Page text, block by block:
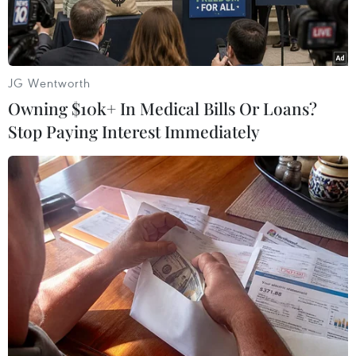
khoan hồng.
Bị can Nguyễn Đăng Thuyết và một số bị can khác. (Ảnh: Công
an cung cấp)
Sáng 26/3, phiên tòa xét xử 38 bị cáo trong vụ
mua bán hơn 19.000 hóa đơn gây thất thoát 743
JG Wentworth
Owning $10k+ In Medical Bills Or Loans?
Stop Paying Interest Immediately